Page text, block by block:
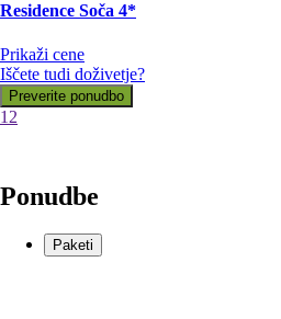
Residence Soča 4*
Prikaži cene
Iščete tudi doživetje?
Preverite ponudbo
1 2
Ponudbe
Paketi